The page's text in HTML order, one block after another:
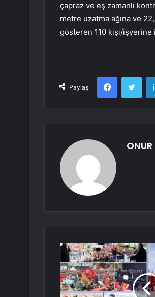
çapraz ve eş zamanlı
metre uzatma ağına ve
gösteren 110 kişi/işyerine
Paylaş
Facebook